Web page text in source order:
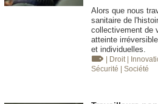
Alors que nous
sanitaire de
collectivement de
atteinte
et individuelles.
| Droit |
Sécurité | Société